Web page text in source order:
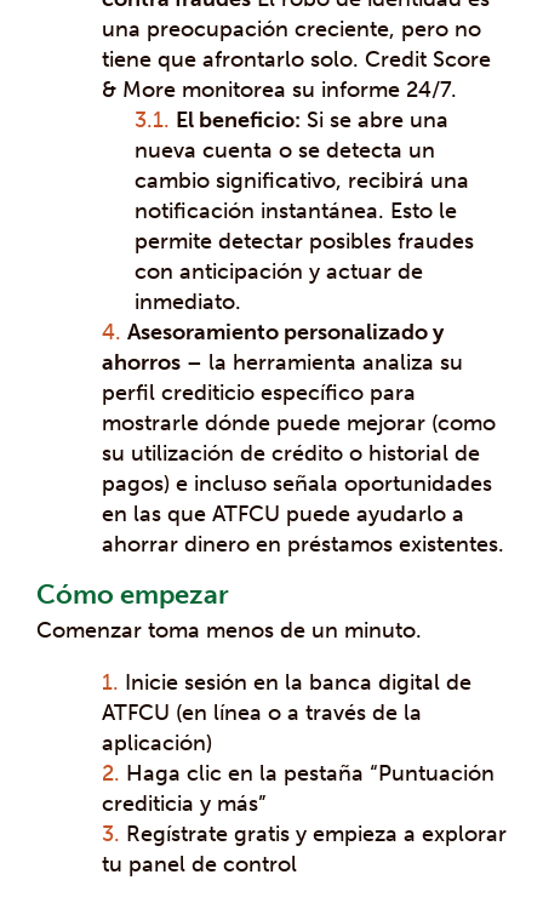
una preocupación creciente, pero no
tiene que afrontarlo solo. Credit Score
& More monitorea su informe 24/7.
El beneficio: Si se abre una
nueva cuenta o se detecta un
cambio significativo, recibirá una
notificación instantánea. Esto le
permite detectar posibles fraudes
con anticipación y actuar de
inmediato.
Asesoramiento personalizado y
ahorros – la herramienta analiza su
perfil crediticio específico para
mostrarle dónde puede mejorar (como
su utilización de crédito o historial de
pagos) e incluso señala oportunidades
en las que ATFCU puede ayudarlo a
ahorrar dinero en préstamos existentes.
Cómo empezar
Comenzar toma menos de un minuto.
Inicie sesión en la banca digital de
ATFCU (en línea o a través de la
aplicación)
Haga clic en la pestaña “Puntuación
crediticia y más”
Regístrate gratis y empieza a explorar
tu panel de control